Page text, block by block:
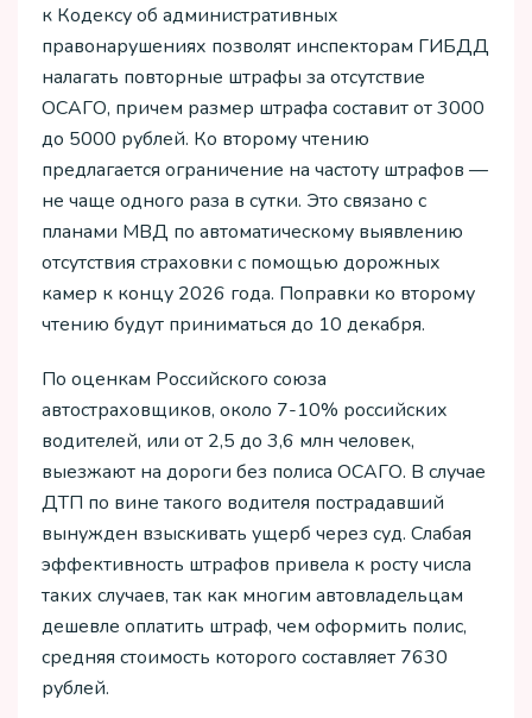
к Кодексу об административных
правонарушениях позволят инспекторам ГИБДД
налагать повторные штрафы за отсутствие
ОСАГО, причем размер штрафа составит от 3000
до 5000 рублей. Ко второму чтению
предлагается ограничение на частоту штрафов —
не чаще одного раза в сутки. Это связано с
планами МВД по автоматическому выявлению
отсутствия страховки с помощью дорожных
камер к концу 2026 года. Поправки ко второму
чтению будут приниматься до 10 декабря.
По оценкам Российского союза
автостраховщиков, около 7-10% российских
водителей, или от 2,5 до 3,6 млн человек,
выезжают на дороги без полиса ОСАГО. В случае
ДТП по вине такого водителя пострадавший
вынужден взыскивать ущерб через суд. Слабая
эффективность штрафов привела к росту числа
таких случаев, так как многим автовладельцам
дешевле оплатить штраф, чем оформить полис,
средняя стоимость которого составляет 7630
рублей.